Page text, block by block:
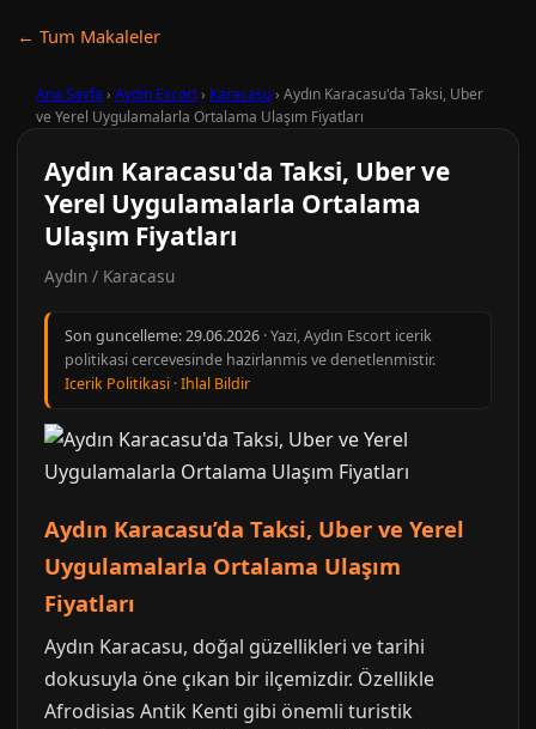
← Tum Makaleler
Ana Sayfa › Aydın Escort› Karacasu› Aydın Karacasu'da Taksi, Uber
ve Yerel Uygulamalarla Ortalama Ulaşım Fiyatları
Aydın Karacasu'da Taksi, Uber ve
Yerel Uygulamalarla Ortalama
Ulaşım Fiyatları
Aydın / Karacasu
Son guncelleme:29.06.2026 · Yazi, Aydın Escort icerik
politikasi cercevesinde hazirlanmis ve denetlenmistir.
Icerik Politikasi ·Ihlal Bildir
Aydın Karacasu’da Taksi, Uber ve Yerel
Uygulamalarla Ortalama Ulaşım
Fiyatları
Aydın Karacasu, doğal güzellikleri ve tarihi
dokusuyla öne çıkan bir ilçemizdir. Özellikle
Afrodisias Antik Kenti gibi önemli turistik